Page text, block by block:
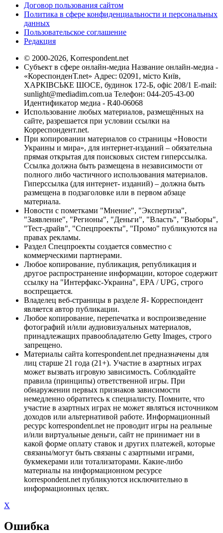
Договор пользования сайтом
Политика в сфере конфиденциальности и персональных
данных
Пользовательское соглашение
Редакция
© 2000-2026, Korrespondent.net
Субъект в сфере онлайн-медиа Название онлайн-медиа -
«КореспонденТ.net» Адрес: 02091, місто Київ,
ХАРКІВСЬКЕ ШОСЕ, будинок 172-Б, офіс 208/1 E-mail:
sunlight@mediadim.com.ua Телефон: 044-205-43-00
Идентификатор медиа - R40-06068
Использование любых материалов, размещённых на
сайте, разрешается при условии ссылки на
Корреспондент.net.
При копировании материалов со страницы «Новости
Украины и мира», для интернет-изданий – обязательна
прямая открытая для поисковых систем гиперссылка.
Ссылка должна быть размещена в независимости от
полного либо частичного использования материалов.
Гиперссылка (для интернет- изданий) – должна быть
размещена в подзаголовке или в первом абзаце
материала.
Новости с пометками "Мнение", "Экспертиза",
"Заявление", "Регионы", "Деньги", "Власть", "Выборы",
"Тест-драйв", "Спецпроекты", "Промо" публикуются на
правах рекламы.
Раздел Спецпроекты создается совместно с
коммерческими партнерами.
Любое копирование, публикация, републикация и
другое распространение информации, которое содержит
ссылку на "Интерфакс-Украина", EPA / UPG, строго
воспрещается.
Владелец веб-страницы в разделе Я- Корреспондент
является автор публикации.
Любое копирование, перепечатка и воспроизведение
фотографий и/или аудиовизуальных материалов,
принадлежащих правообладателю Getty Images, строго
запрещено.
Материалы сайта korrespondent.net предназначены для
лиц старше 21 года (21+). Участие в азартных играх
может вызвать игровую зависимость. Соблюдайте
правила (принципы) ответственной игры. При
обнаружении первых признаков зависимости
немедленно обратитесь к специалисту. Помните, что
участие в азартных играх не может являться источником
доходов или альтернативой работе. Информационный
ресурс korrespondent.net не проводит игры на реальные
и/или виртуальные деньги, сайт не принимает ни в
какой форме оплату ставок и других платежей, которые
связаны/могут быть связаны с азартными играми,
букмекерами или тотализаторами. Какие-либо
материалы на информационном ресурсе
korrespondent.net публикуются исключительно в
информационных целях.
X
Ошибка